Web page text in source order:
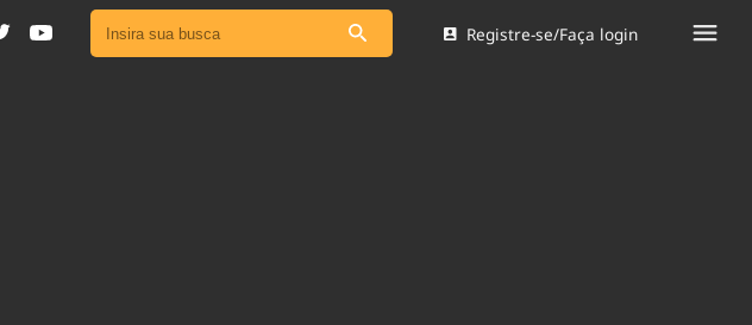
Ver todas as notícias
Registre-se/Faça login